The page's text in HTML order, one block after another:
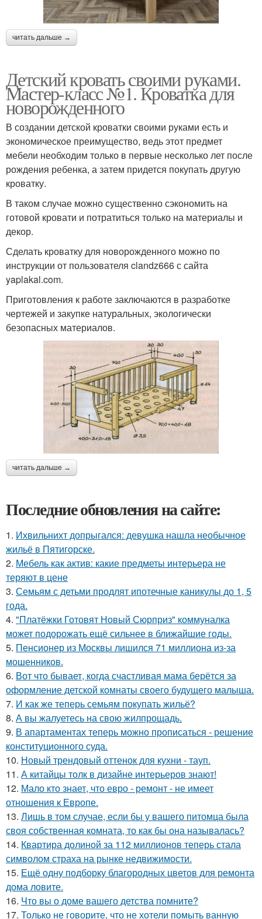
читать дальше →
Детский кровать своими руками.
Мастер-класс №1. Кроватка для
новорожденного
В создании детской кроватки своими руками есть и
экономическое преимущество, ведь этот предмет
мебели необходим только в первые несколько лет после
рождения ребенка, а затем придется покупать другую
кроватку.
В таком случае можно существенно сэкономить на
готовой кровати и потратиться только на материалы и
декор.
Сделать кроватку для новорожденного можно по
инструкции от пользователя clandz666 с сайта
yaplakal.com.
Приготовления к работе заключаются в разработке
чертежей и закупке натуральных, экологически
безопасных материалов.
читать дальше →
Последние обновления на сайте:
1. Ихвильнихт допрыгался: девушка нашла необычное
жильё в Пятигорске.
2. Мебель как актив: какие предметы интерьера не
теряют в цене
3. Семьям с детьми продлят ипотечные каникулы до 1, 5
года.
4. "Платёжки Готовят Новый Сюрприз" коммуналка
может подорожать ещё сильнее в ближайшие годы.
5. Пенсионер из Москвы лишился 71 миллиона из-за
мошенников.
6. Вот что бывает, когда счастливая мама берётся за
оформление детской комнаты своего будущего малыша.
7. И как же теперь семьям покупать жильё?
8. А вы жалуетесь на свою жилпрощадь.
9. В апартаментах теперь можно прописаться - решение
конституционного суда.
10. Новый трендовый оттенок для кухни - тауп.
11. А китайцы толк в дизайне интерьеров знают!
12. Мало кто знает, что евро - ремонт - не имеет
отношения к Европе.
13. Лишь в том случае, если бы у вашего питомца была
своя собственная комната, то как бы она называлась?
14. Квартира долиной за 112 миллионов теперь стала
символом страха на рынке недвижимости.
15. Ещё одну подборку благородных цветов для ремонта
дома ловите.
16. Что вы о доме вашего детства помните?
17. Только не говорите, что не хотели помыть ванную